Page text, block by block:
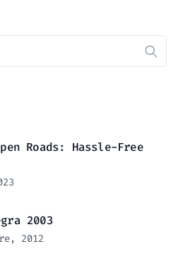
Roads: Hassle-Free
2003
2012